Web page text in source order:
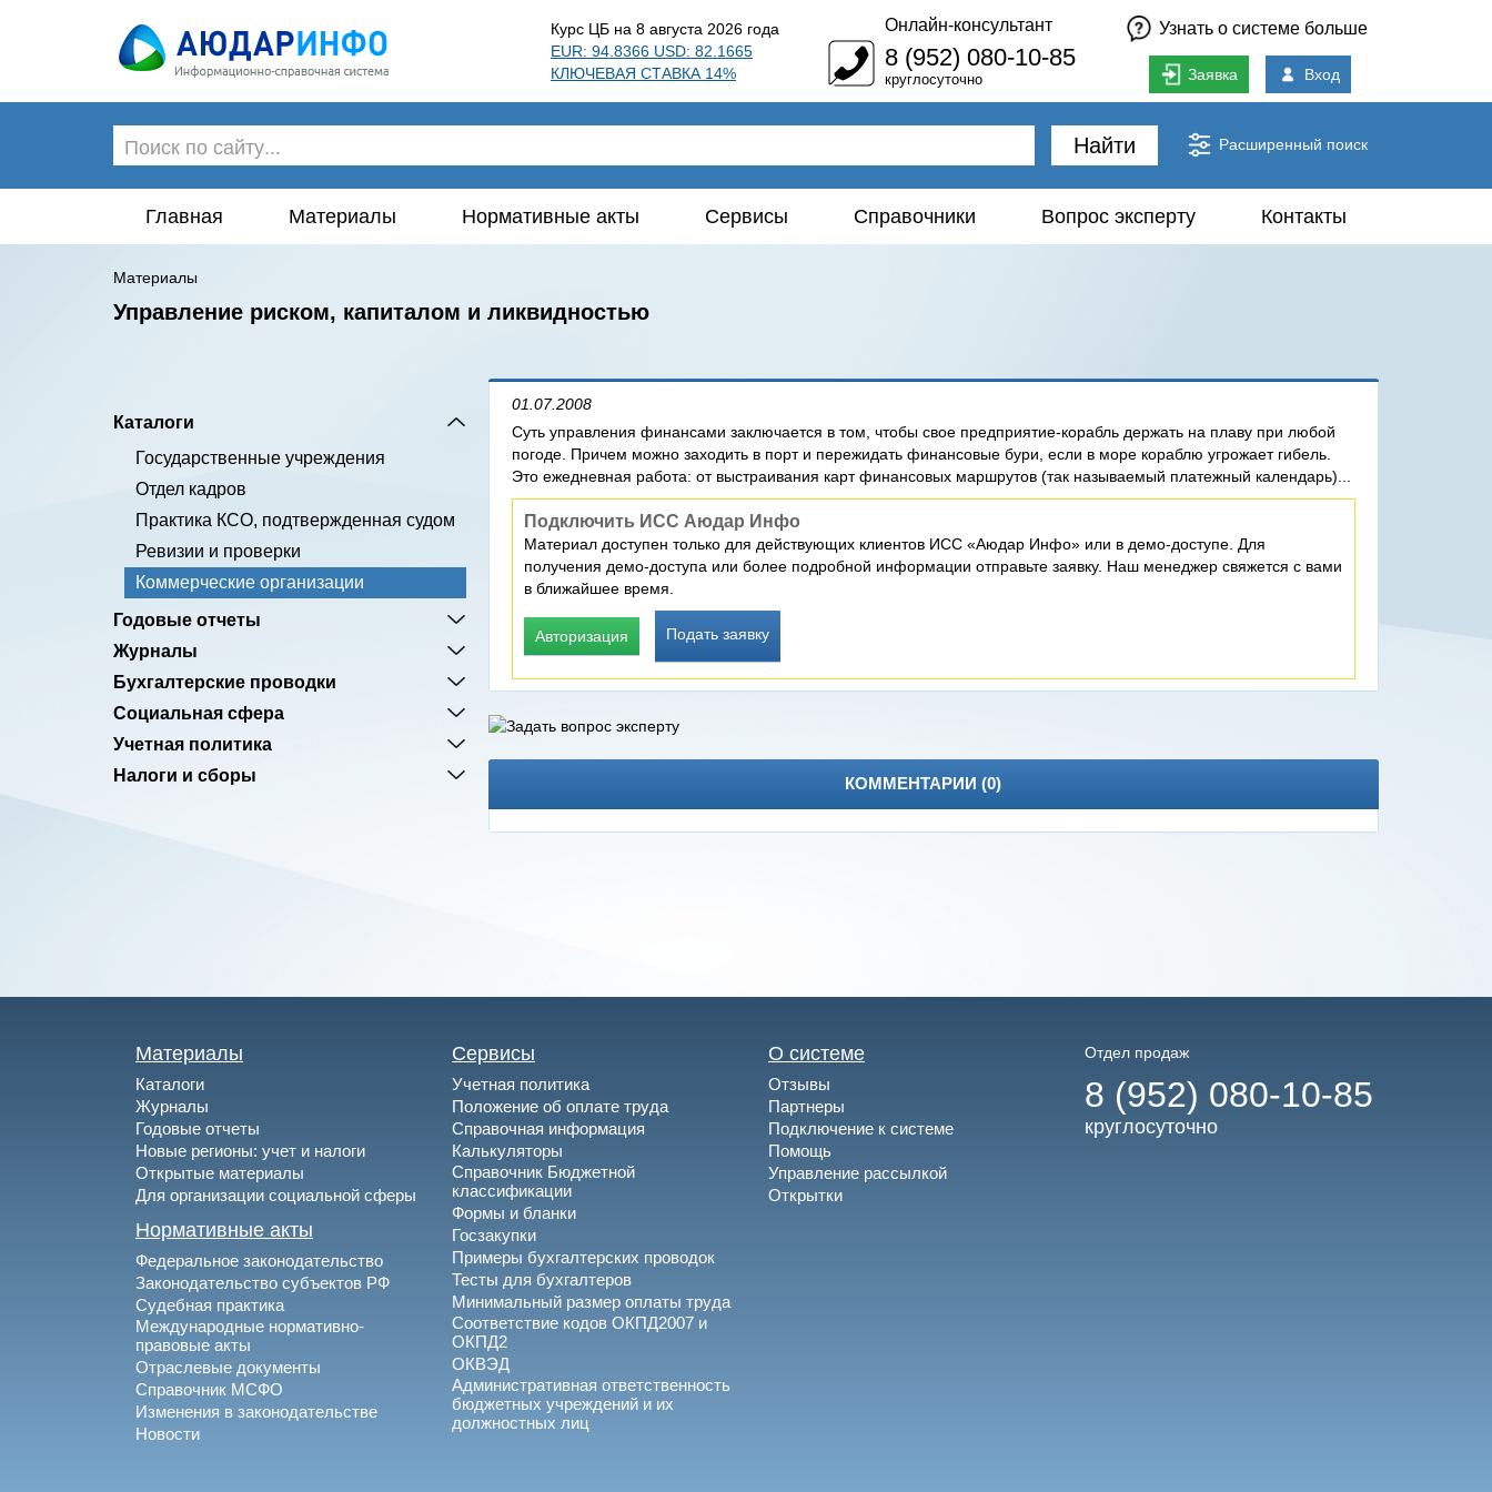
Курс ЦБ на 8 августа 2026 года
EUR: 94.8366 USD: 82.1665
КЛЮЧЕВАЯ СТАВКА 14%
Онлайн-консультант
8 (952) 080-10-85
круглосуточно
Узнать о системе больше
Заявка Вход
Найти Расширенный поиск
Главная Материалы Нормативные акты Сервисы Справочники Вопрос эксперту Контакты
Материалы
Управление риском, капиталом и ликвидностью
Каталоги
Государственные учреждения
Отдел кадров
Практика КСО, подтвержденная судом
Ревизии и проверки
Коммерческие организации
Годовые отчеты
Журналы
Бухгалтерские проводки
Социальная сфера
Учетная политика
Налоги и сборы
01.07.2008
Суть управления финансами заключается в том, чтобы свое предприятие-корабль держать на плаву при любой
погоде. Причем можно заходить в порт и пережидать финансовые бури, если в море кораблю угрожает гибель.
Это ежедневная работа: от выстраивания карт финансовых маршрутов (так называемый платежный календарь)...
Подключить ИСС Аюдар Инфо
Материал доступен только для действующих клиентов ИСС «Аюдар Инфо» или в демо-доступе. Для
получения демо-доступа или более подробной информации отправьте заявку. Наш менеджер свяжется с вами
в ближайшее время.
Авторизация Подать заявку
КОММЕНТАРИИ (0)
Материалы
Каталоги
Журналы
Годовые отчеты
Новые регионы: учет и налоги
Открытые материалы
Для организации социальной сферы
Нормативные акты
Федеральное законодательство
Законодательство субъектов РФ
Судебная практика
Международные нормативно-
правовые акты
Отраслевые документы
Справочник МСФО
Изменения в законодательстве
Новости
Сервисы
Учетная политика
Положение об оплате труда
Справочная информация
Калькуляторы
Справочник Бюджетной
классификации
Формы и бланки
Госзакупки
Примеры бухгалтерских проводок
Тесты для бухгалтеров
Минимальный размер оплаты труда
Соответствие кодов ОКПД2007 и
ОКПД2
ОКВЭД
Административная ответственность
бюджетных учреждений и их
должностных лиц
О системе
Отзывы
Партнеры
Подключение к системе
Помощь
Управление рассылкой
Открытки
Отдел продаж
8 (952) 080-10-85
круглосуточно